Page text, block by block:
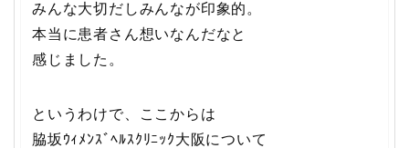
みんな大切だしみんなが印象的。
本当に患者さん想いなんだなと
感じました。
というわけで、ここからは
脇坂ｳｨﾒﾝｽﾞﾍﾙｽｸﾘﾆｯｸ大阪について